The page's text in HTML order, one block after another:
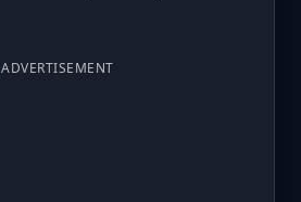
ADVERTISEMENT